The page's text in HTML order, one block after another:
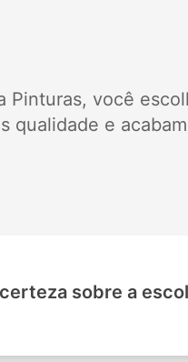
Pinturas, você
qualidade e
sobre a